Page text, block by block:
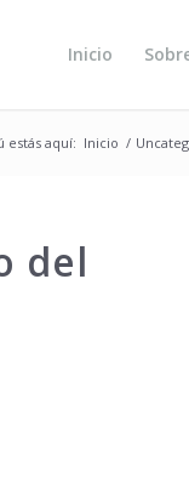
Inicio
estás aquí: Inicio /
del